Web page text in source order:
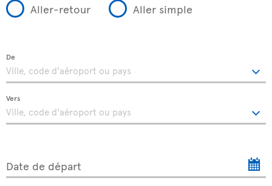
Aller-retour Aller simple
De
Vers
Date de départ